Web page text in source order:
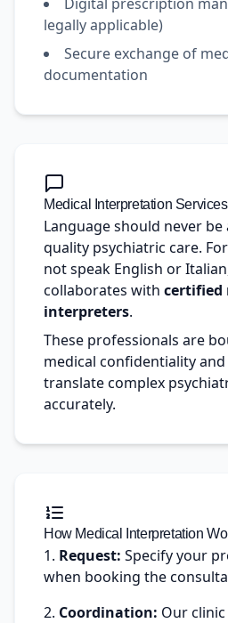
legally applicable)
Secure exchange of
documentation
Medical Interpretation Services
Language should never
quality psychiatric care.
not speak English or
collaborates with certified
interpreters.
These professionals are
medical confidentiality
translate complex
accurately.
How Medical Interpretation
Request: Specify your
when booking the
Coordination: Our